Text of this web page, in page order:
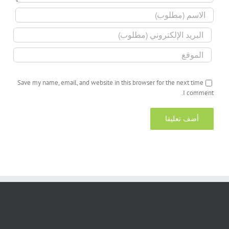
Save my name, email, and website in this browser for the next time
I comment.